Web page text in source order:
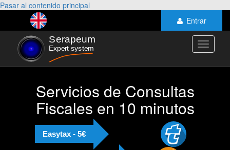
Pasar al contenido principal
Entrar
Toggle
Servicios de Consultas
Fiscales en 10 minutos
Easytax - 5€